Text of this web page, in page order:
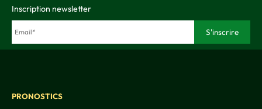
Inscription newsletter
PRONOSTICS